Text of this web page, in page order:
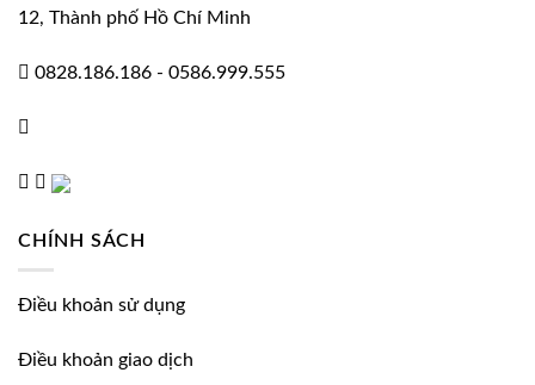
12, Thành phố Hồ Chí Minh
0828.186.186 - 0586.999.555
CHÍNH SÁCH
Điều khoản sử dụng
Điều khoản giao dịch